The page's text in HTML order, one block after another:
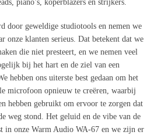
piano’s, koperblazers en strijkers.
door geweldige studiotools en nemen we
onze klanten serieus. Dat betekent dat we
die niet presteert, en we nemen veel
bij het hart en de ziel van een
hebben ons uiterste best gedaan om het
microfoon opnieuw te creëren, waarbij
hebben gebruikt om ervoor te zorgen dat
weg stond. Het geluid en de vibe van de
in onze Warm Audio WA-67 en we zijn er